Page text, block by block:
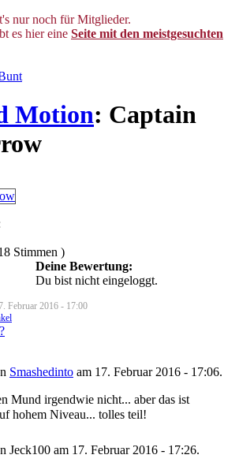
nur noch für Mitglieder.
es hier eine Seite mit den meistgesuchten
Motion: Captain
Stimmen )
Deine Bewertung:
Du bist nicht eingeloggt.
Februar 2016 - 17:00
Smashedinto am 17. Februar 2016 - 17:06.
Mund irgendwie nicht... aber das ist
hohem Niveau... tolles teil!
Jeck100 am 17. Februar 2016 - 17:26.